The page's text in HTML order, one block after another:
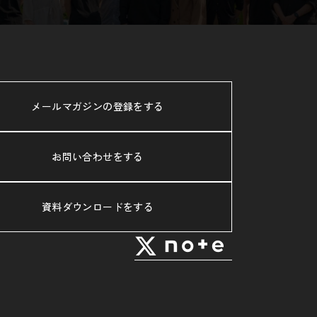
メールマガジンの登録をする
お問い合わせをする
資料ダウンロードをする